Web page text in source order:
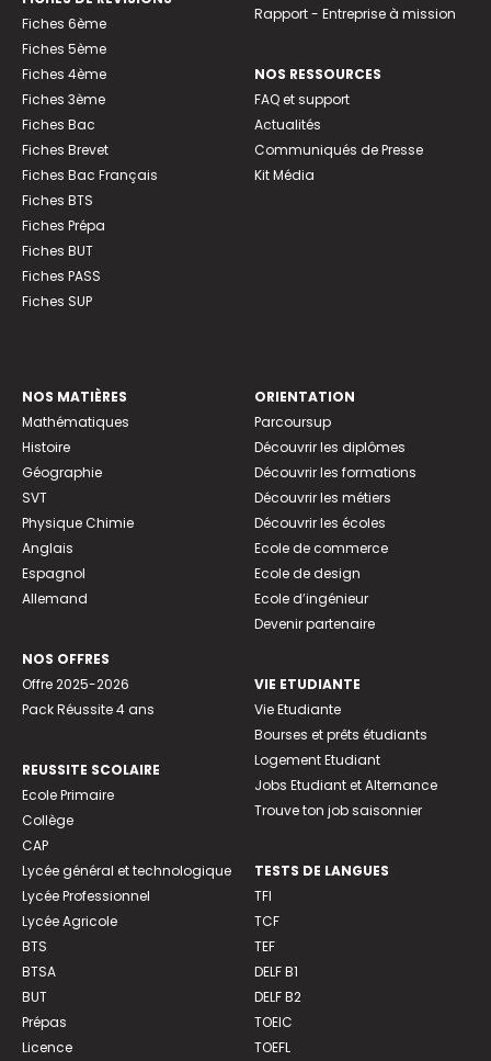
Fiches 6ème
Fiches 5ème
Fiches 4ème
Fiches 3ème
Fiches Bac
Fiches Brevet
Fiches Bac Français
Fiches BTS
Fiches Prépa
Fiches BUT
Fiches PASS
Fiches SUP
Rapport - Entreprise à mission
NOS RESSOURCES
FAQ et support
Actualités
Communiqués de Presse
Kit Média
NOS MATIÈRES
Mathématiques
Histoire
Géographie
SVT
Physique Chimie
Anglais
Espagnol
Allemand
NOS OFFRES
Offre 2025-2026
Pack Réussite 4 ans
REUSSITE SCOLAIRE
Ecole Primaire
Collège
CAP
Lycée général et technologique
Lycée Professionnel
Lycée Agricole
BTS
BTSA
BUT
Prépas
Licence
ORIENTATION
Parcoursup
Découvrir les diplômes
Découvrir les formations
Découvrir les métiers
Découvrir les écoles
Ecole de commerce
Ecole de design
Ecole d’ingénieur
Devenir partenaire
VIE ETUDIANTE
Vie Etudiante
Bourses et prêts étudiants
Logement Etudiant
Jobs Etudiant et Alternance
Trouve ton job saisonnier
TESTS DE LANGUES
TFI
TCF
TEF
DELF B1
DELF B2
TOEIC
TOEFL